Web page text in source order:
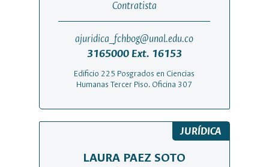
Contratista
ajuridica_fchbog@unal.edu.co
3165000 Ext. 16153
Edificio 225 Posgrados en Ciencias
Humanas Tercer Piso. Oficina 307
JURÍDICA
LAURA PAEZ SOTO